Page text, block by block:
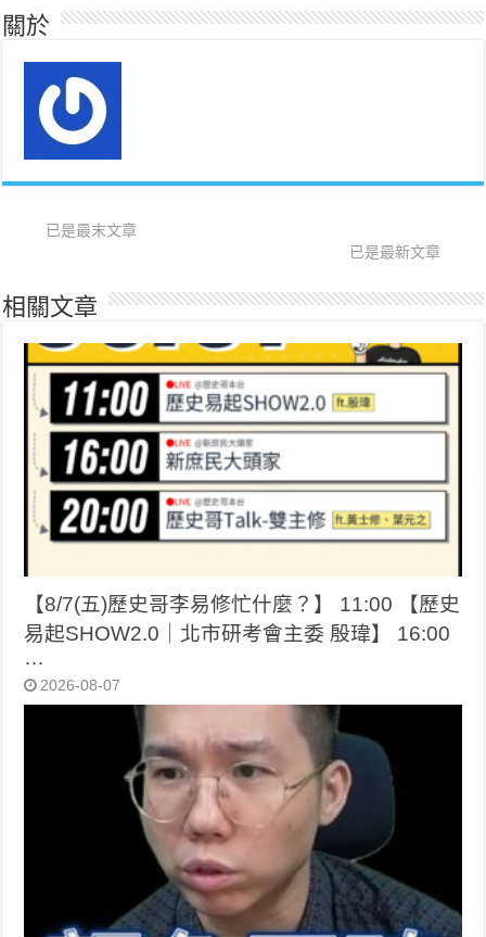
關於
已是最末文章
已是最新文章
相關文章
【8/7(五)歷史哥李易修忙什麼？】 11:00 【歷史
易起SHOW2.0｜北市研考會主委 殷瑋】 16:00
…
2026-08-07